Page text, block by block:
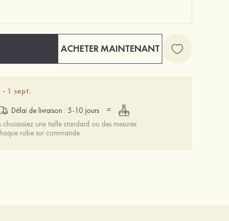
ACHETER MAINTENANT
- 1 sept.
Délai de livraison : 5-10 jours
=
une taille standard ou des mesures
robe sur commande.